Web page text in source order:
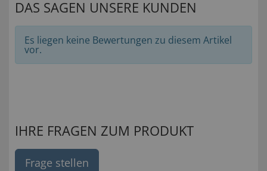
DAS SAGEN UNSERE KUNDEN
Es liegen keine Bewertungen zu diesem Artikel
vor.
IHRE FRAGEN ZUM PRODUKT
Frage stellen